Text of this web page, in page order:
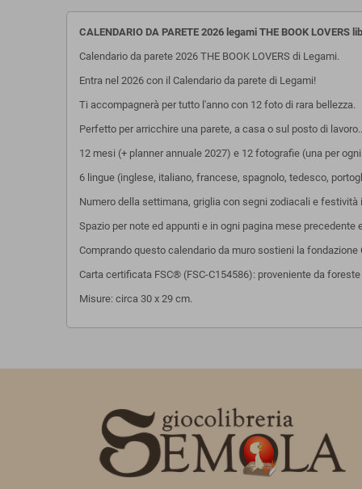
CALENDARIO DA PARETE 2026 legami THE BOOK LOVERS
Calendario da parete 2026 THE BOOK LOVERS di Legami.
Entra nel 2026 con il Calendario da parete di Legami!
Ti accompagnerà per tutto l'anno con 12 foto di rara bellezza.
Perfetto per arricchire una parete, a casa o sul posto di
12 mesi (+ planner annuale 2027) e 12 fotografie (una per
6 lingue (inglese, italiano, francese, spagnolo, tedesco,
Numero della settimana, griglia con segni zodiacali e festività
Spazio per note ed appunti e in ogni pagina mese precedente
Comprando questo calendario da muro sostieni la fondazione
Carta certificata FSC® (FSC-C154586): proveniente da
Misure: circa 30 x 29 cm.